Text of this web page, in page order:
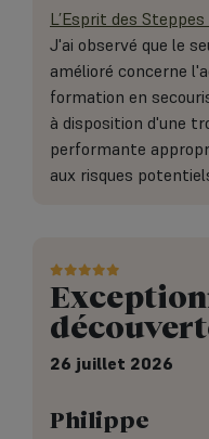
L’Esprit des
J'ai observé que le
amélioré concerne
formation en
à disposition d'une
performante
aux risques
26 juillet 2026
Philippe